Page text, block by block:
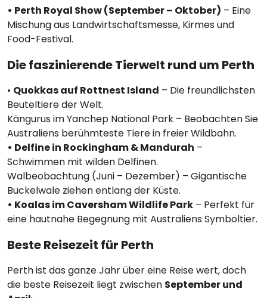
• Perth Royal Show (September – Oktober) – Eine
Mischung aus Landwirtschaftsmesse, Kirmes und
Food-Festival.
Die faszinierende Tierwelt rund um Perth
• Quokkas auf Rottnest Island – Die freundlichsten
Beuteltiere der Welt.
Kängurus im Yanchep National Park – Beobachten Sie
Australiens berühmteste Tiere in freier Wildbahn.
• Delfine in Rockingham & Mandurah –
Schwimmen mit wilden Delfinen.
Walbeobachtung (Juni – Dezember) – Gigantische
Buckelwale ziehen entlang der Küste.
• Koalas im Caversham Wildlife Park – Perfekt für
eine hautnahe Begegnung mit Australiens Symboltier.
Beste Reisezeit für Perth
Perth ist das ganze Jahr über eine Reise wert, doch
die beste Reisezeit liegt zwischen September und